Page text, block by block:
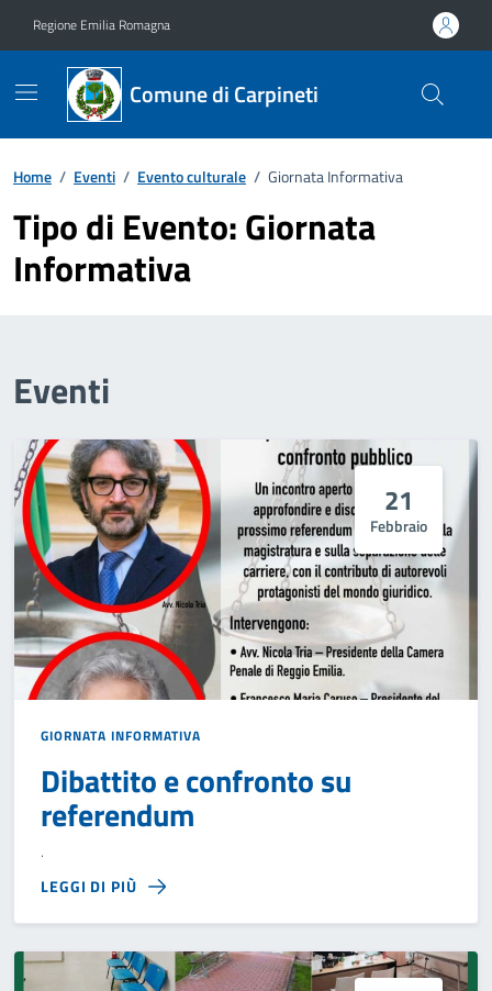
Regione Emilia Romagna
Comune di Carpineti
Home / Eventi / Evento culturale / Giornata Informativa
Tipo di Evento:Giornata
Informativa
Eventi
21
Febbraio
GIORNATA INFORMATIVA
Dibattito e confronto su
referendum
.
LEGGI DI PIÙ